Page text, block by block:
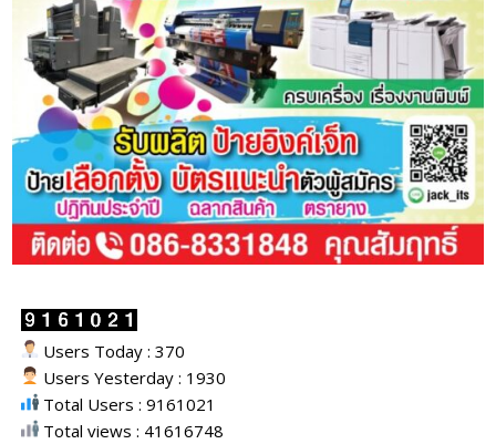
Users Today : 370
Users Yesterday : 1930
Total Users : 9161021
Total views : 41616748